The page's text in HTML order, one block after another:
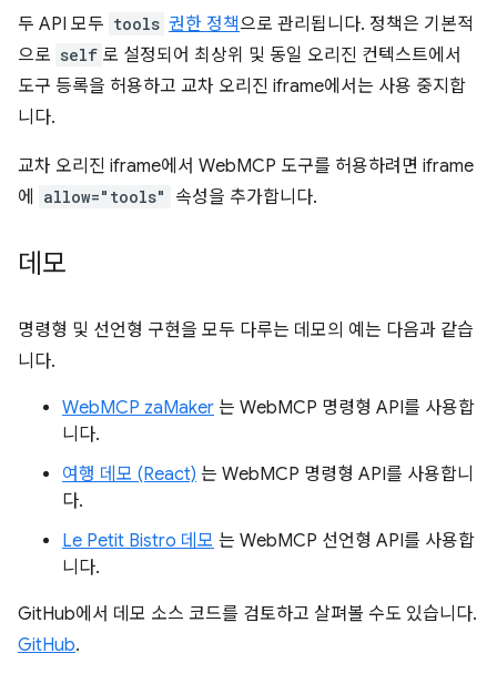
두 API 모두 tools 권한 정책으로 관리됩니다. 정책은 기본적
으로 self 로 설정되어 최상위 및 동일 오리진 컨텍스트에서
도구 등록을 허용하고 교차 오리진 iframe에서는 사용 중지합
니다.
교차 오리진 iframe에서 WebMCP 도구를 허용하려면 iframe
에
allow="tools" 속성을 추가합니다.
데모
명령형 및 선언형 구현을 모두 다루는 데모의 예는 다음과 같습
니다.
WebMCP zaMaker 는 WebMCP 명령형 API를 사용합
니다.
여행 데모 (React) 는 WebMCP 명령형 API를 사용합니
다.
Le Petit Bistro 데모 는 WebMCP 선언형 API를 사용합
니다.
GitHub에서 데모 소스 코드를 검토하고 살펴볼 수도 있습니다.
GitHub.